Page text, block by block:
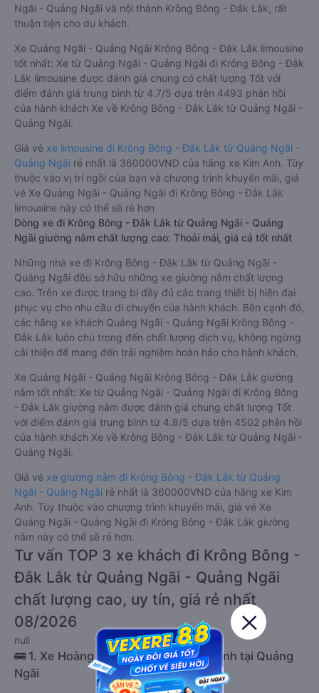
Ngãi - Quảng Ngãi và nội thành Krông Bông - Đắk Lắk, rất
thuận tiện cho du khách.
Xe Quảng Ngãi - Quảng Ngãi Krông Bông - Đắk Lắk limousine
tốt nhất: Xe từ Quảng Ngãi - Quảng Ngãi đi Krông Bông - Đắk
Lắk limousine được đánh giá chung có chất lượng Tốt với
điểm đánh giá trung bình từ 4.7/5 dựa trên 4493 phản hồi
của hành khách Xe về Krông Bông - Đắk Lắk từ Quảng Ngãi -
Quảng Ngãi.
Giá vé xe limousine đi Krông Bông - Đắk Lắk từ Quảng Ngãi -
Quảng Ngãi rẻ nhất là 360000VND của hãng xe Kim Anh. Tùy
thuộc vào vị trí ngồi của bạn và chương trình khuyến mãi, giá
vé Xe Quảng Ngãi - Quảng Ngãi đi Krông Bông - Đắk Lắk
limousine này có thể sẽ rẻ hơn
Dòng xe đi Krông Bông - Đắk Lắk từ Quảng Ngãi - Quảng
Ngãi giường nằm chất lượng cao: Thoải mái, giá cả tốt nhất
Những nhà xe đi Krông Bông - Đắk Lắk từ Quảng Ngãi -
Quảng Ngãi đều sở hữu những xe giường nằm chất lượng
cao. Trên xe được trang bị đầy đủ các trang thiết bị hiện đại
phục vụ cho nhu cầu di chuyển của hành khách. Bên cạnh đó,
các hãng xe khách Quảng Ngãi - Quảng Ngãi Krông Bông -
Đắk Lắk luôn chú trọng đến chất lượng dịch vụ, không ngừng
cải thiện để mang đến trải nghiệm hoàn hảo cho hành khách.
Xe Quảng Ngãi - Quảng Ngãi Krông Bông - Đắk Lắk giường
nằm tốt nhất: Xe từ Quảng Ngãi - Quảng Ngãi đi Krông Bông
- Đắk Lắk giường nằm được đánh giá chung chất lượng Tốt
với điểm đánh giá trung bình từ 4.8/5 dựa trên 4502 phản hồi
của hành khách Xe về Krông Bông - Đắk Lắk từ Quảng Ngãi -
Quảng Ngãi.
Giá vé xe giường nằm đi Krông Bông - Đắk Lắk từ Quảng
Ngãi - Quảng Ngãi rẻ nhất là 360000VND của hãng xe Kim
Anh. Tùy thuộc vào chương trình khuyến mãi, giá vé Xe
Quảng Ngãi - Quảng Ngãi đi Krông Bông - Đắk Lắk giường
nằm này có thể sẽ rẻ hơn.
Tư vấn TOP 3 xe khách đi Krông Bông -
Đắk Lắk từ Quảng Ngãi - Quảng Ngãi
chất lượng cao, uy tín, giá rẻ nhất
08/2026
null
🚌 1. Xe Hoàng Phát (Đà Nẵng) khởi hành tại Quảng
Ngãi